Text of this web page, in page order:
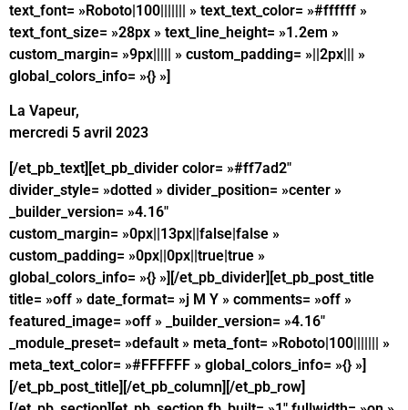
text_font= »Roboto|100||||||| » text_text_color= »#ffffff »
text_font_size= »28px » text_line_height= »1.2em »
custom_margin= »9px||||| » custom_padding= »||2px||| »
global_colors_info= »{} »]
La Vapeur,
mercredi 5 avril 2023
[/et_pb_text][et_pb_divider color= »#ff7ad2″
divider_style= »dotted » divider_position= »center »
_builder_version= »4.16″
custom_margin= »0px||13px||false|false »
custom_padding= »0px||0px||true|true »
global_colors_info= »{} »][/et_pb_divider][et_pb_post_title
title= »off » date_format= »j M Y » comments= »off »
featured_image= »off » _builder_version= »4.16″
_module_preset= »default » meta_font= »Roboto|100||||||| »
meta_text_color= »#FFFFFF » global_colors_info= »{} »]
[/et_pb_post_title][/et_pb_column][/et_pb_row]